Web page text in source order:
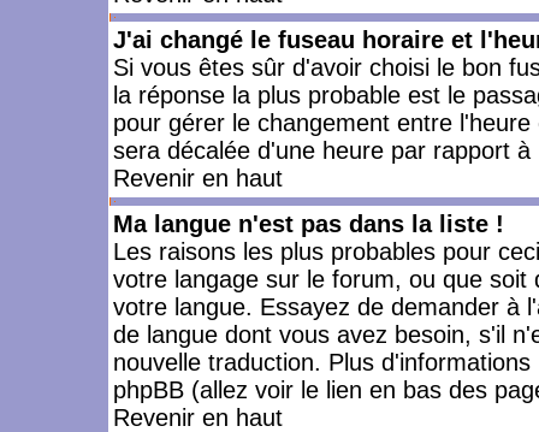
J'ai changé le fuseau horaire et
Si vous êtes sûr d'avoir choisi le bon
la réponse la plus probable est le
pour gérer le changement entre
sera décalée d'une heure par rapport à
Revenir en haut
Ma langue n'est pas dans la liste !
Les raisons les plus probables pour
votre langage sur le forum, ou que
votre langue. Essayez de demander à
de langue dont vous avez besoin, s'il
nouvelle traduction. Plus
phpBB (allez voir le lien en bas des
Revenir en haut